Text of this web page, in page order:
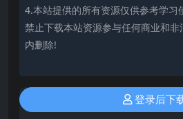
4.本站提供的所有资源仅供参考学习
禁止下载本站资源参与任何商业和
内删除!
登录后下